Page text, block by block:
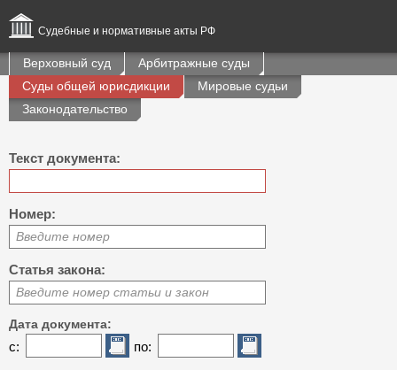
Судебные и нормативные акты РФ
Верховный суд
Арбитражные суды
Суды общей юрисдикции
Мировые судьи
Законодательство
Текст документа:
Номер:
Введите номер
Статья закона:
Введите номер статьи и закон
Дата документа:
с: по: